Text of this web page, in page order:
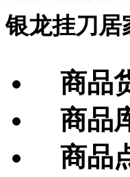
银龙挂刀居
商品
商品
商品